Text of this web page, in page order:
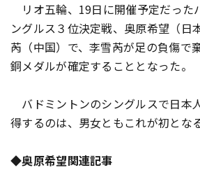
リオ五輪、19日に開催予定だった
ングルス３位決定戦、奥原希望（日
芮（中国）で、李雪芮が足の負傷で
銅メダルが確定することとなった。
バドミントンのシングルスで日本
得するのは、男女ともこれが初となる
◆奥原希望関連記事